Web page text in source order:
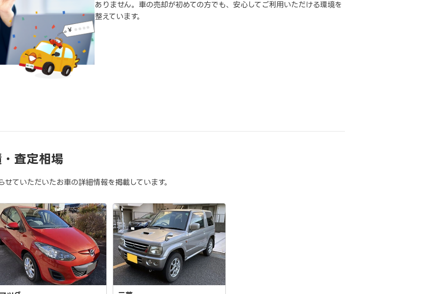
ありません。車の売却が初めての方でも、安心してご利用いただける環境を
整えています。
査定相場
ていただいたお車の詳細情報を掲載しています。